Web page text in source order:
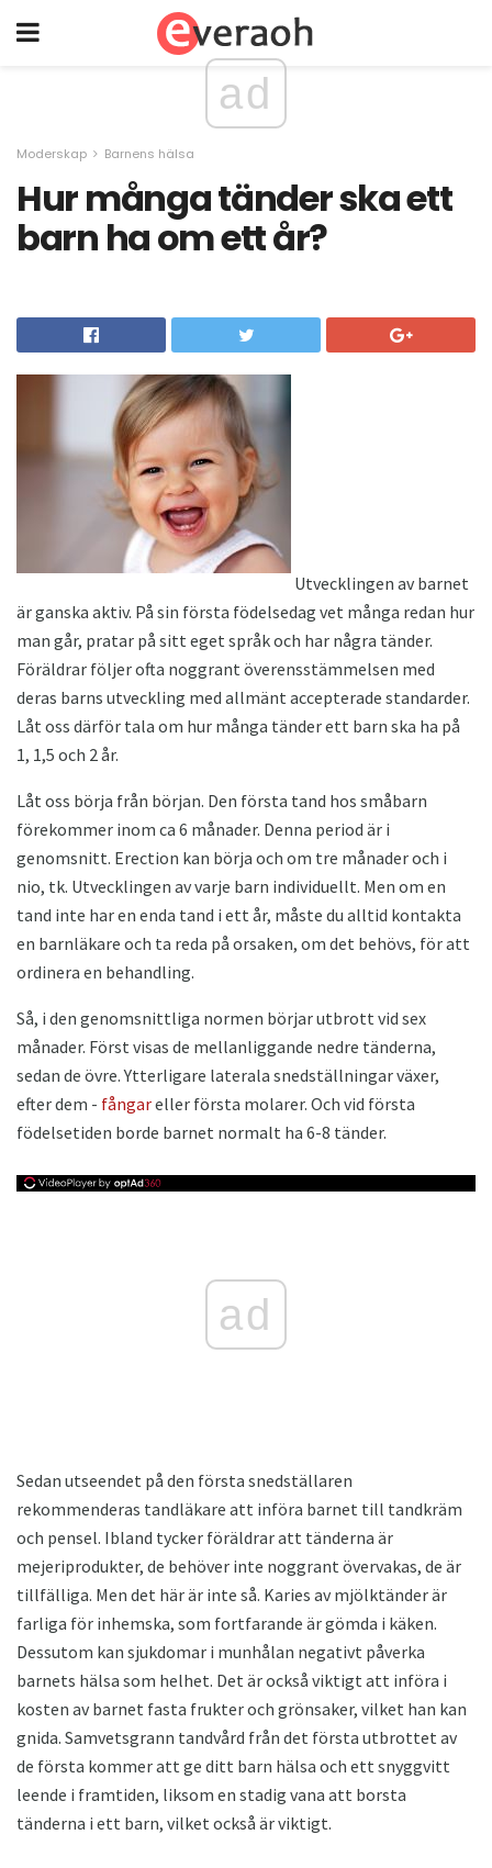
ad
Moderskap Barnens hälsa
Hur många tänder ska ett
barn ha om ett år?
Utvecklingen av barnet
är ganska aktiv. På sin första födelsedag vet många redan hur
man går, pratar på sitt eget språk och har några tänder.
Föräldrar följer ofta noggrant överensstämmelsen med
deras barns utveckling med allmänt accepterade standarder.
Låt oss därför tala om hur många tänder ett barn ska ha på
1, 1,5 och 2 år.
Låt oss börja från början. Den första tand hos småbarn
förekommer inom ca 6 månader. Denna period är i
genomsnitt. Erection kan börja och om tre månader och i
nio, tk. Utvecklingen av varje barn individuellt. Men om en
tand inte har en enda tand i ett år, måste du alltid kontakta
en barnläkare och ta reda på orsaken, om det behövs, för att
ordinera en behandling.
Så, i den genomsnittliga normen börjar utbrott vid sex
månader. Först visas de mellanliggande nedre tänderna,
sedan de övre. Ytterligare laterala snedställningar växer,
efter dem - fångareller första molarer. Och vid första
födelsetiden borde barnet normalt ha 6-8 tänder.
ad
Sedan utseendet på den första snedställaren
rekommenderas tandläkare att införa barnet till tandkräm
och pensel. Ibland tycker föräldrar att tänderna är
mejeriprodukter, de behöver inte noggrant övervakas, de är
tillfälliga. Men det här är inte så. Karies av mjölktänder är
farliga för inhemska, som fortfarande är gömda i käken.
Dessutom kan sjukdomar i munhålan negativt påverka
barnets hälsa som helhet. Det är också viktigt att införa i
kosten av barnet fasta frukter och grönsaker, vilket han kan
gnida. Samvetsgrann tandvård från det första utbrottet av
de första kommer att ge ditt barn hälsa och ett snyggvitt
leende i framtiden, liksom en stadig vana att borsta
tänderna i ett barn, vilket också är viktigt.